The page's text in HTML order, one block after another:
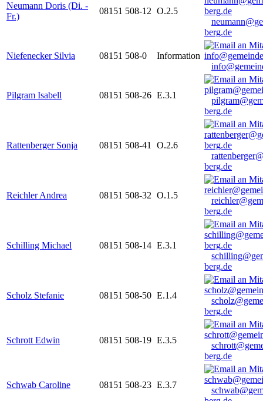
Neumann Doris (Di. -
Fr.)
08151 508-12 O.2.5
berg.de
Niefenecker Silvia 08151 508-0
Information
Pilgram Isabell 08151 508-26 E.3.1
berg.de
Rattenberger Sonja 08151 508-41
O.2.6
berg.de
Reichler Andrea 08151 508-32 O.1.5
berg.de
Schilling Michael 08151 508-14 E.3.1
berg.de
Scholz Stefanie 08151 508-50 E.1.4
berg.de
Schrott Edwin 08151 508-19 E.3.5
berg.de
Schwab Caroline 08151 508-23 E.3.7